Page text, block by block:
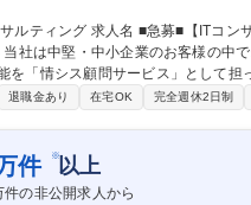
マネジメント部)】総合コンサルテ
を「情シス顧問サービス」として
決のための機器/サービスの選定、
客様ITインフラ全般の課題をメンバー
(ITマネジメント部)】総合コンサル
退職金あり 在宅OK 完全週休2日制
件 ※以上
件の非公開求人から